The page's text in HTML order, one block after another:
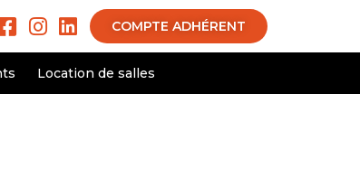
COMPTE ADHÉRENT
Location de salles